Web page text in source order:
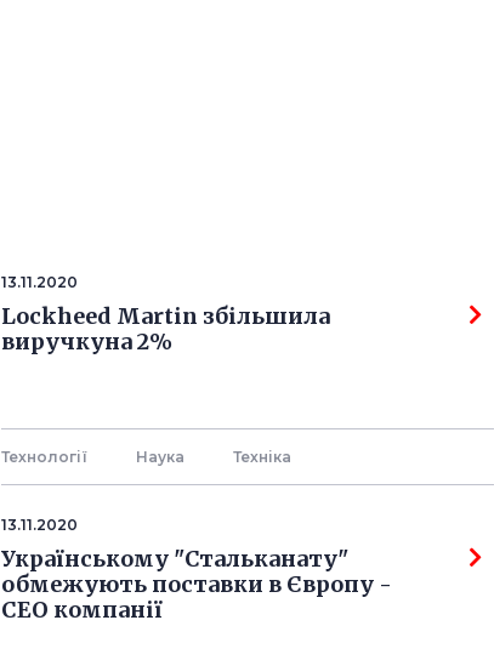
13.11.2020
Lockheed Martin збільшила
виручкуна 2%
Технології Наука Технiка
13.11.2020
Українському "Стальканату"
обмежують поставки в Європу -
СЕО компанії